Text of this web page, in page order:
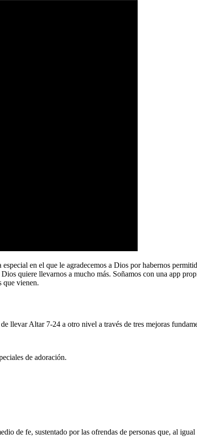
en el que le agradecemos a Dios por habernos
quiere llevarnos a mucho más. Soñamos con una app
que vienen.
llevar Altar 7-24 a otro nivel a través de tres mejoras
de adoración.
de fe, sustentado por las ofrendas de personas que, al